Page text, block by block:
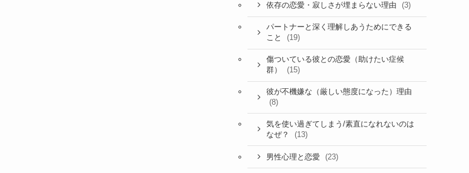
依存の恋愛・寂しさが埋まらない理由 (3)
パートナーと深く理解しあうためにできる
こと
(19)
傷ついている彼との恋愛（助けたい症候
群）
(15)
彼が不機嫌な（厳しい態度になった）理由
(8)
気を使い過ぎてしまう/素直になれないのは
なぜ？
(13)
男性心理と恋愛 (23)